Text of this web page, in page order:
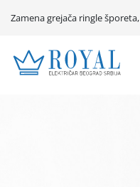
Zamena grejača ringle